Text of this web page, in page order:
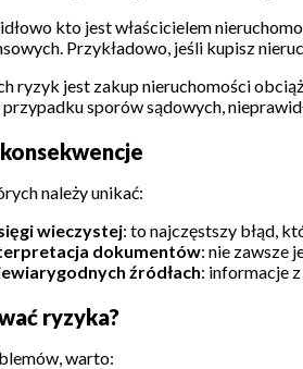
kto jest właścicielem
Przykładowo, jeśli kupisz
ryzyk jest zakup nieruchomości
przypadku sporów sądowych,
należy unikać:
wieczystej: to najczęstszy błąd,
dokumentów: nie zawsze
źródłach: informacje
ryzyka?
warto: